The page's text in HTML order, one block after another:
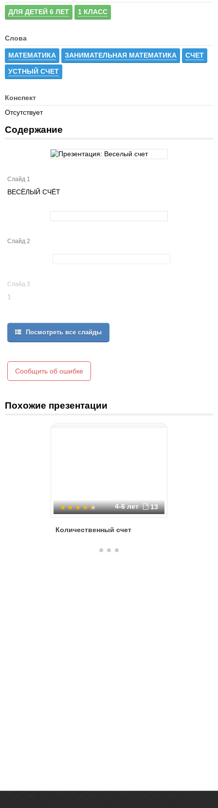
ДЛЯ ДЕТЕЙ 6 ЛЕТ 1 КЛАСС
Слова
МАТЕМАТИКА ЗАНИМАТЕЛЬНАЯ МАТЕМАТИКА СЧЕТ
УСТНЫЙ СЧЕТ
Конспект
Отсутствует
Содержание
Слайд 1
ВЕСЁЛЫЙ СЧЁТ
Слайд 2
Слайд 3
1
Посмотреть все слайды
Сообщить об ошибке
Похожие презентации
4-6 лет 13
Количественный счет